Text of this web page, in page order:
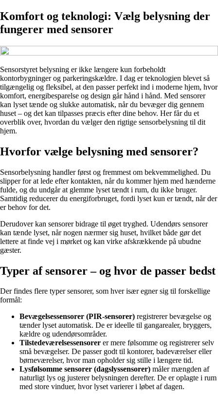
Komfort og teknologi: Vælg belysning der
fungerer med sensorer
Sensorstyret belysning er ikke længere kun forbeholdt
kontorbygninger og parkeringskældre. I dag er teknologien blevet så
tilgængelig og fleksibel, at den passer perfekt ind i moderne hjem, hvor
komfort, energibesparelse og design går hånd i hånd. Med sensorer
kan lyset tænde og slukke automatisk, når du bevæger dig gennem
huset – og det kan tilpasses præcis efter dine behov. Her får du et
overblik over, hvordan du vælger den rigtige sensorbelysning til dit
hjem.
Hvorfor vælge belysning med sensorer?
Sensorbelysning handler først og fremmest om bekvemmelighed. Du
slipper for at lede efter kontakten, når du kommer hjem med hænderne
fulde, og du undgår at glemme lyset tændt i rum, du ikke bruger.
Samtidig reducerer du energiforbruget, fordi lyset kun er tændt, når der
er behov for det.
Derudover kan sensorer bidrage til øget tryghed. Udendørs sensorer
kan tænde lyset, når nogen nærmer sig huset, hvilket både gør det
lettere at finde vej i mørket og kan virke afskrækkende på ubudne
gæster.
Typer af sensorer – og hvor de passer bedst
Der findes flere typer sensorer, som hver især egner sig til forskellige
formål:
Bevægelsessensorer (PIR-sensorer) registrerer bevægelse og
tænder lyset automatisk. De er ideelle til gangarealer, bryggers,
kældre og udendørsområder.
Tilstedeværelsessensorer er mere følsomme og registrerer selv
små bevægelser. De passer godt til kontorer, badeværelser eller
børneværelser, hvor man opholder sig stille i længere tid.
Lysfølsomme sensorer (dagslyssensorer) måler mængden af
naturligt lys og justerer belysningen derefter. De er oplagte i rum
med store vinduer, hvor lyset varierer i løbet af dagen.